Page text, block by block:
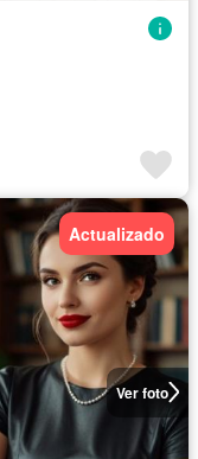
Ver foto
Actualizado